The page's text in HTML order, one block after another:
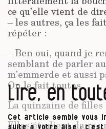
ce qu’elle vient de
– les autres, ça les
répéter :
– Ben oui, quand je
semblant de parler
m’emmerde et aussi
On le fait toutes.
La quinzaine de filles
Elles étudient dans
Lire, en
Cet article semble vous
suite à votre aise : c’est